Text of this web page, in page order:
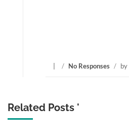
/ No Responses / by
Related Posts '